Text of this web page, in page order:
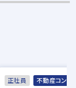
正社員 不動産コンサ